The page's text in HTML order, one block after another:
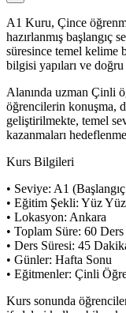
A1 Kuru, Çince
hazırlanmış başlangıç
süresince temel kelime
bilgisi yapıları ve
Alanında uzman Çinli
öğrencilerin konuşma,
geliştirilmekte, temel
kazanmaları
Kurs Bilgileri
• Seviye: A1
• Eğitim Şekli: Yüz
• Lokasyon: Ankara
• Toplam Süre: 60 Ders
• Ders Süresi: 45
• Günler: Hafta Sonu
• Eğitmenler: Çinli
Kurs sonunda